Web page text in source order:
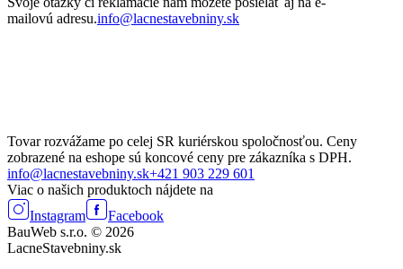
mailovú adresu.info@lacnestavebniny.sk
Tovar rozvážame po celej SR kuriérskou spoločnosťou. Ceny
zobrazené na eshope sú koncové ceny pre zákazníka s DPH.
info@lacnestavebniny.sk+421 903 229 601
Viac o našich produktoch nájdete na
Instagram
Facebook
BauWeb s.r.o. © 2026
LacneStavebniny.sk